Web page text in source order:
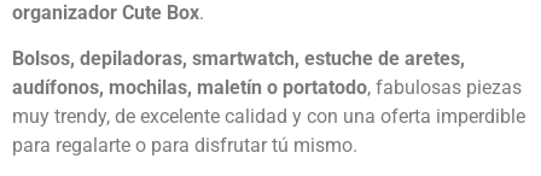
organizador Cute Box.
Bolsos, depiladoras, smartwatch, estuche de aretes,
audífonos, mochilas, maletín o portatodo, fabulosas piezas
muy trendy, de excelente calidad y con una oferta imperdible
para regalarte o para disfrutar tú mismo.